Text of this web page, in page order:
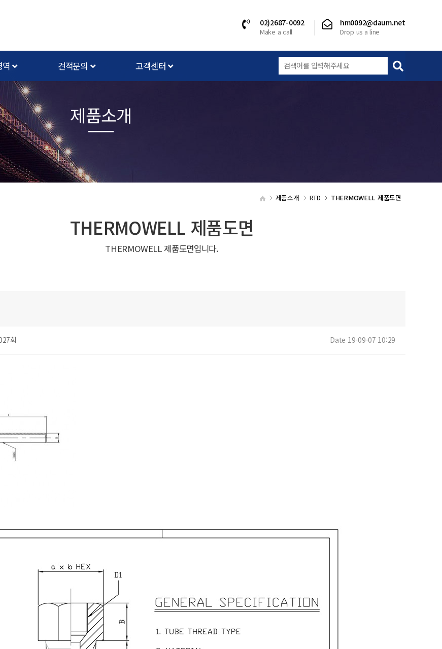
02)2687-0092
Make a call
hm0092@daum.net
Drop us a line
역 견적문의 고객센터
제품소개 RTD THERMOWELL 제품도면
제품소개
THERMOWELL 제품도면
THERMOWELL 제품도면입니다.
회 Date 19-09-07 10:29